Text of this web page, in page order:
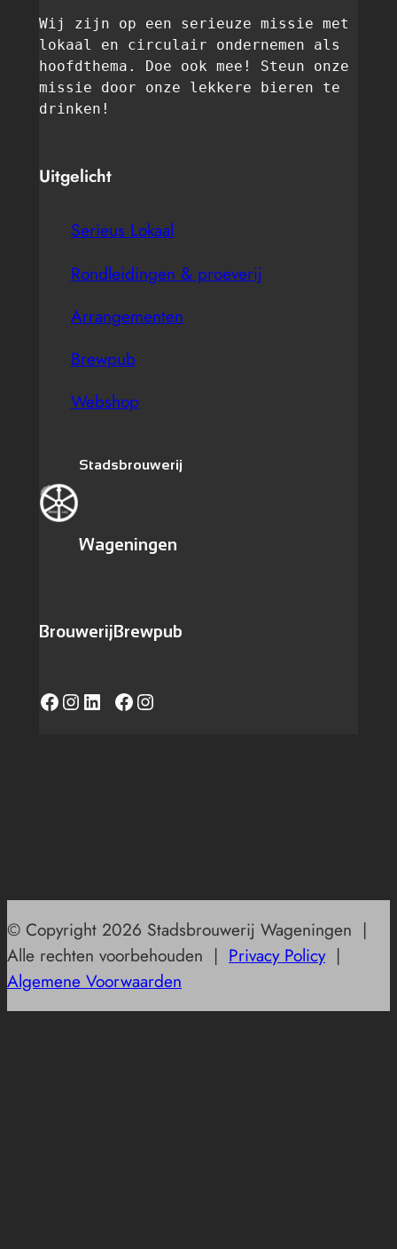
Wij zijn op een serieuze missie met
lokaal en circulair ondernemen als
hoofdthema. Doe ook mee! Steun onze
missie door onze lekkere bieren te
drinken!
Uitgelicht
Serieus Lokaal
Rondleidingen & proeverij
Arrangementen
Brewpub
Webshop
Stadsbrouwerij
Wageningen
Brouwerij
Facebook Instagram LinkedIn
Brewpub
https://www.facebook.com/caferadvanwageningen/ Instagram
© Copyright 2026 Stadsbrouwerij Wageningen |
Alle rechten voorbehouden | Privacy Policy|
Algemene Voorwaarden